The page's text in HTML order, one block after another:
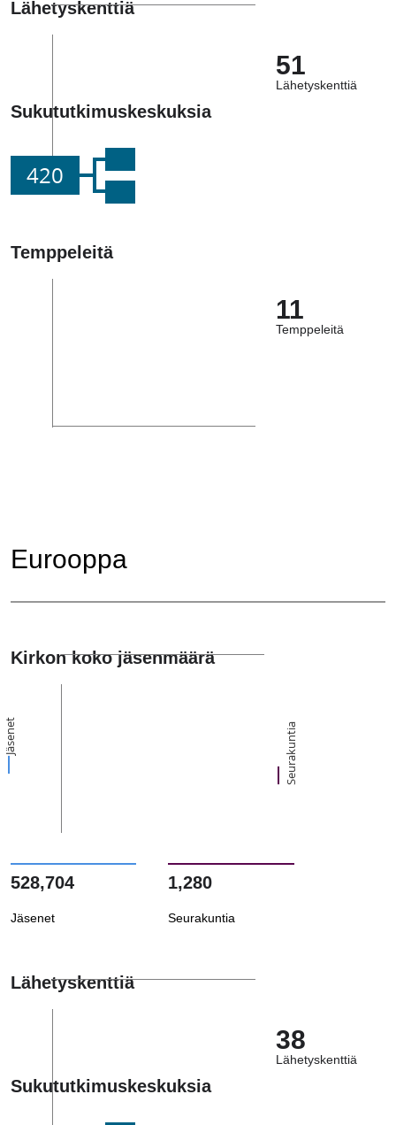
Lähetyskenttiä
51
Lähetyskenttiä
Sukututkimuskeskuksia
420
Temppeleitä
11
Temppeleitä
Eurooppa
Kirkon koko jäsenmäärä
Jäsenet Seurakuntia
528,704
Jäsenet
1,280
Seurakuntia
Lähetyskenttiä
38
Lähetyskenttiä
Sukututkimuskeskuksia